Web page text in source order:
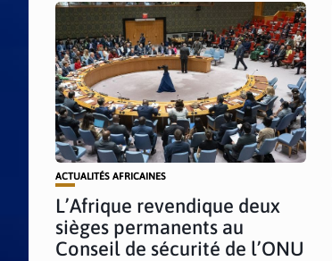
ACTUALITÉS AFRICAINES
L’Afrique revendique deux
sièges permanents au
Conseil de sécurité de l’ONU